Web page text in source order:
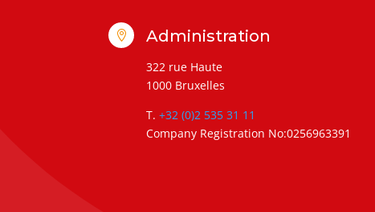
 Administration
322 rue Haute
1000 Bruxelles
T. +32 (0)2 535 31 11
Company Registration No:0256963391